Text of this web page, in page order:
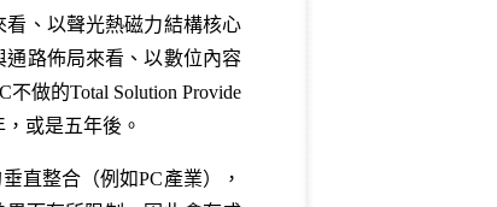
、以聲光熱磁力結構核心
路佈局來看、以數位內容
做的Total Solution Provide
或是五年後。
直整合（例如PC產業），